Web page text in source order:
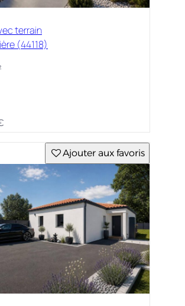
terrain
(44118)
Ajouter aux favoris